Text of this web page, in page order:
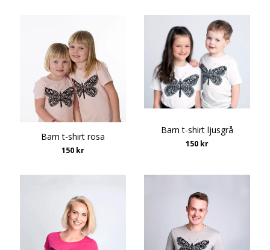
Barn t-shirt rosa
150 kr
Barn t-shirt ljusgrå
150 kr